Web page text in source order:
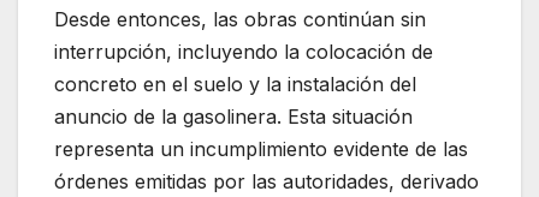
Desde entonces, las obras continúan sin
interrupción, incluyendo la colocación de
concreto en el suelo y la instalación del
anuncio de la gasolinera. Esta situación
representa un incumplimiento evidente de las
órdenes emitidas por las autoridades, derivado